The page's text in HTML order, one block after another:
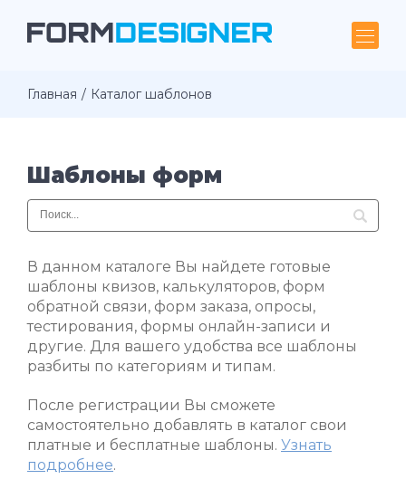
Главная Каталог шаблонов
Шаблоны форм
В данном каталоге Вы найдете готовые
шаблоны квизов, калькуляторов, форм
обратной связи, форм заказа, опросы,
тестирования, формы онлайн-записи и
другие. Для вашего удобства все шаблоны
разбиты по категориям и типам.
После регистрации Вы сможете
самостоятельно добавлять в каталог свои
платные и бесплатные шаблоны. Узнать
подробнее.